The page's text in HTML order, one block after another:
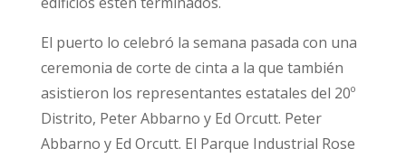
El puerto lo celebró la semana pasada con una
ceremonia de corte de cinta a la que también
asistieron los representantes estatales del 20º
Distrito, Peter Abbarno y Ed Orcutt. Peter
Abbarno y Ed Orcutt. El Parque Industrial Rose